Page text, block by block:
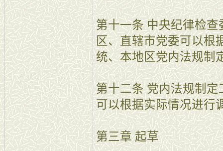
第十一条 中央纪律检
区、直辖市党委可以根
统、本地区党内法规制
第十二条 党内法规制
可以根据实际情况进行
第三章 起草